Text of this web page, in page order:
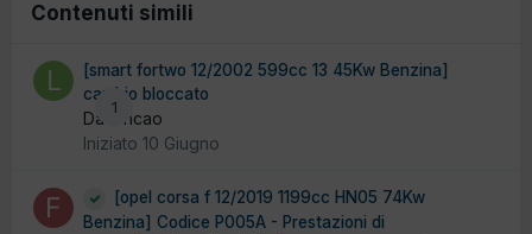
Contenuti simili
1
[smart fortwo 12/2002 599cc 13 45Kw Benzina]
cambio bloccato
Da loncao
Iniziato 10 Giugno
[opel corsa f 12/2019 1199cc HN05 74Kw
Benzina] Codice P005A - Prestazioni di